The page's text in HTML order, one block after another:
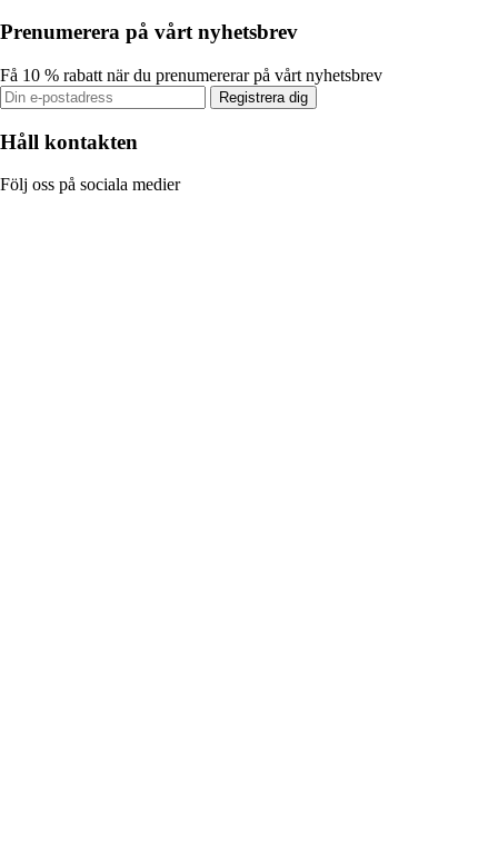
Prenumerera på vårt nyhetsbrev
Få 10 % rabatt när du prenumererar på vårt nyhetsbrev
Registrera dig
Håll kontakten
Följ oss på sociala medier